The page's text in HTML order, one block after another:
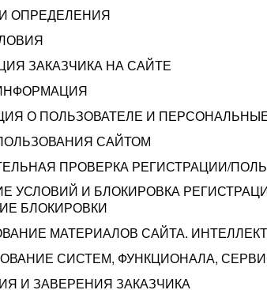
ОПРЕДЕЛЕНИЯ
ЗАКАЗЧИКА НА САЙТЕ
О ПОЛЬЗОВАТЕЛЕ И
САЙТОМ
ПРОВЕРКА РЕГИСТРАЦИИ/
УСЛОВИЙ И БЛОКИРОВКА
БЛОКИРОВКИ
МАТЕРИАЛОВ САЙТА.
СИСТЕМ, ФУНКЦИОНАЛА,
И ЗАВЕРЕНИЯ ЗАКАЗЧИКА